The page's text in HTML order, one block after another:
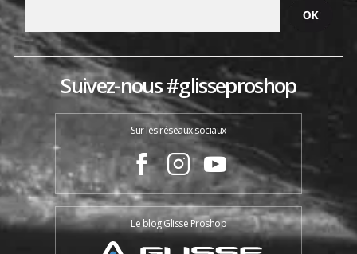
Suivez-nous #glisseproshop
Sur les réseaux sociaux
Le blog Glisse Proshop